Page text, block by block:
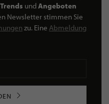
undAngeboten
Newsletter stimmen Sie
zu. Eine Abmeldung